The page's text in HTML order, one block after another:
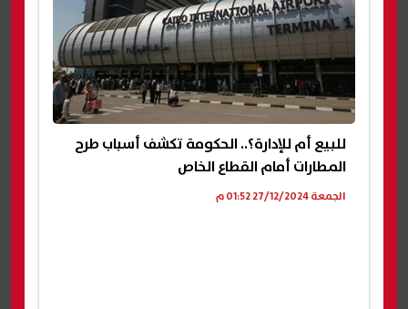
للبيع أم للإدارة؟.. الحكومة تكشف أسباب طرح
المطارات أمام القطاع الخاص
الجمعة 27/12/2024 01:52 م